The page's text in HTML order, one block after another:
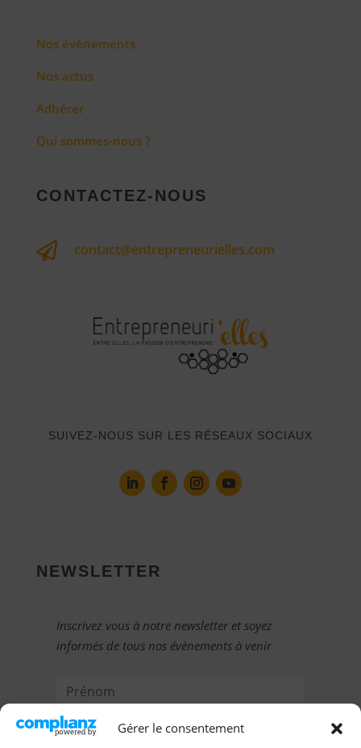
Gérer le consentement
Nos évènements
Nos actus
Adhérer
Qui sommes-nous ?
CONTACTEZ-NOUS
 contact@entrepreneurielles.com
SUIVEZ-NOUS SUR LES RÉSEAUX SOCIAUX
NEWSLETTER
Inscrivez vous à notre newsletter et soyez
informés de tous nos évènements à venir